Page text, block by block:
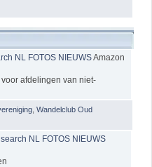
NL FOTOS NIEUWSAmazon
afdelingen van niet-
Wandelclub Oud
search NL FOTOS NIEUWS